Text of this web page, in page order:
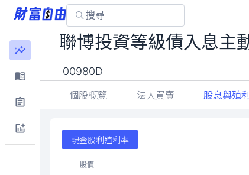
聯博投資等級債入息主
00980D
個股概覽 法人買賣 股息與殖
現金股利殖利率